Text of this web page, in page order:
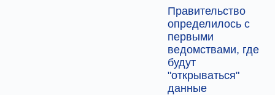
Правительство
определилось с
первыми
ведомствами, где
будут
"открываться"
данные